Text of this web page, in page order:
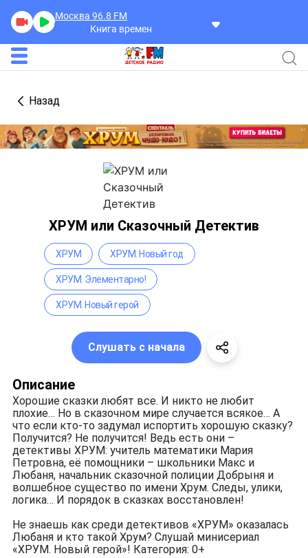
Москва 96.8 FM
Книга времен
Назад
ХРУМ или Сказочный Детектив
Описание
Хорошие сказки любят все. И никто не любит
плохие… Но в сказочном мире случается всякое… А
что если кто-то задумал испортить хорошую сказку?
Получится? Не получится! Ведь есть они –
детективы ХРУМ: учитель математики Мария
Петровна, её помощники – школьники Макс и
Любаня, начальник сказочной полиции Добрыня и
волшебное существо по имени Хрум. Следы, улики,
логика… И порядок в сказках восстановлен!
Не знаешь как среди детективов «ХРУМ» оказалась
Любаня и кто такой Хрум? Слушай минисериал
«ХРУМ. Новый герой»! Категория: 0+
ХРУМ ХРУМ. Новый год
ХРУМ. Элементарно!
ХРУМ. Новый герой
Слушать с начала